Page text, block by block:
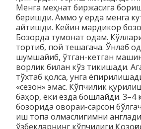
Менга меҳнат биржасига
беришди. Аммо у ерда менга
айтишди. Кейин мардикор
Бозорда тумонат одам.
тортиб, пой тешагача. Ўнлаб
шумшайиб, ўтган-кетган
ворлик билан кўз тикишади.
тўхтаб қолса, унга
«сезон» эмас. Кўпчилик
баҳор, ёки ёзда бошлайди. 3–4
бозорида овораи-сарсон
иш топа олмаслигимни
ўзбекларнинг кўпчилиги